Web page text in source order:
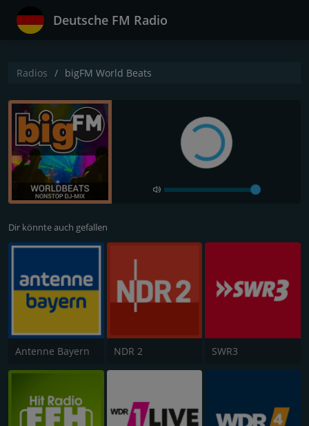
Deutsche FM Radio
Radios bigFM World Beats
Dir könnte auch gefallen
Antenne Bayern NDR 2 SWR3